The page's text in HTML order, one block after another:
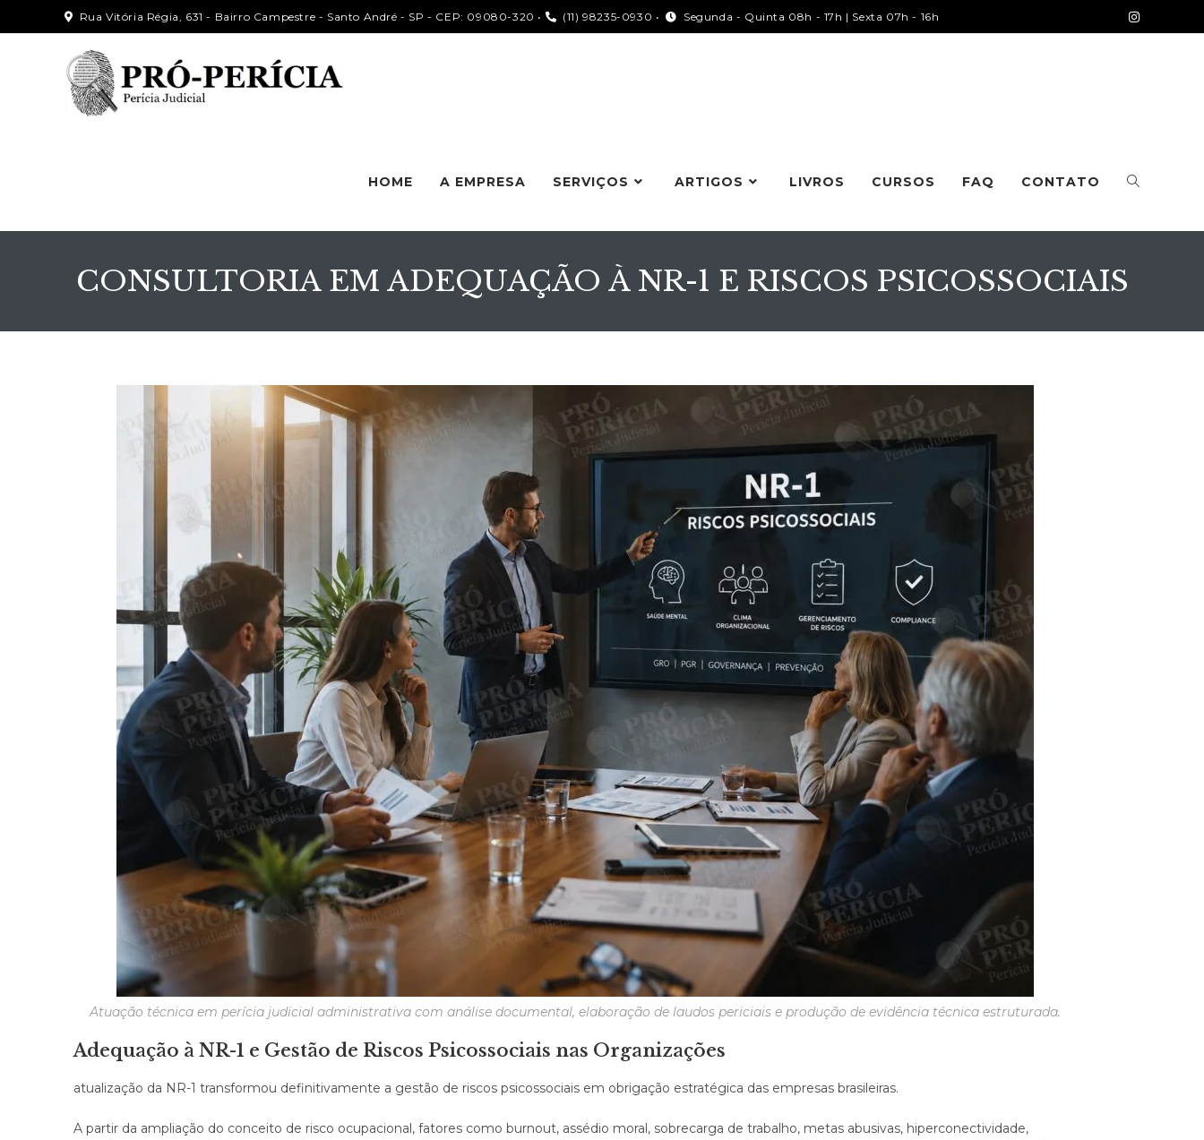
Rua Vitória Régia, 631 - Bairro Campestre - Santo André - SP - CEP: 09080-320 • (11) 98235-0930 • Segunda - Quinta 08h - 17h | Sexta 07h - 16h
HOME A EMPRESA SERVIÇOS ARTIGOS LIVROS CURSOS FAQ CONTATO
CONSULTORIA EM ADEQUAÇÃO À NR-1 E RISCOS PSICOSSOCIAIS
Atuação técnica em perícia judicial administrativa com análise documental, elaboração de laudos periciais e produção de evidência técnica estruturada.
Adequação à NR-1 e Gestão de Riscos Psicossociais nas Organizações
atualização da NR-1 transformou definitivamente a gestão de riscos psicossociais em obrigação estratégica das empresas brasileiras.
A partir da ampliação do conceito de risco ocupacional, fatores como burnout, assédio moral, sobrecarga de trabalho, metas abusivas, hiperconectividade,